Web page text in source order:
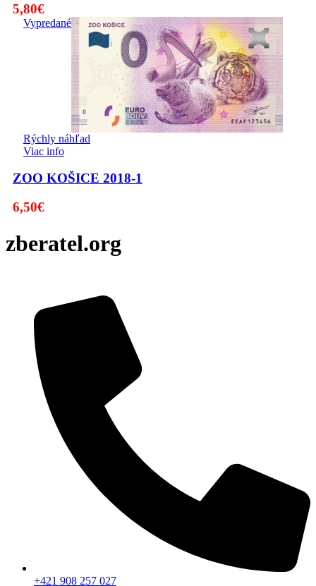
5,80€
Vypredané
Rýchly náhľad
Viac info
ZOO KOŠICE 2018-1
6,50€
zberatel.org
+421 908 257 027